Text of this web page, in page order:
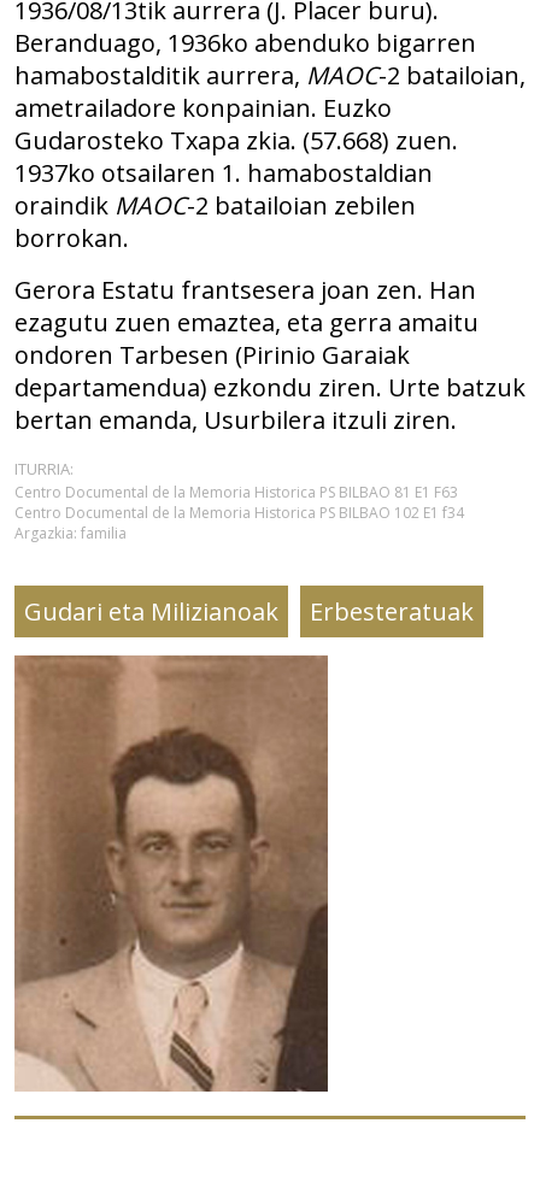
1936/08/13tik aurrera (J. Placer buru).
Beranduago, 1936ko abenduko bigarren
hamabostalditik aurrera, MAOC-2 batailoian,
ametrailadore konpainian. Euzko
Gudarosteko Txapa zkia. (57.668) zuen.
1937ko otsailaren 1. hamabostaldian
oraindik MAOC-2 batailoian zebilen
borrokan.
Gerora Estatu frantsesera joan zen. Han
ezagutu zuen emaztea, eta gerra amaitu
ondoren Tarbesen (Pirinio Garaiak
departamendua) ezkondu ziren. Urte batzuk
bertan emanda, Usurbilera itzuli ziren.
ITURRIA:
Centro Documental de la Memoria Historica PS BILBAO 81 E1 F63
Centro Documental de la Memoria Historica PS BILBAO 102 E1 f34
Argazkia: familia
Gudari eta Milizianoak Erbesteratuak